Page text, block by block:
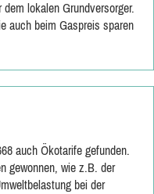
lokalen Grundversorger.
auch beim Gaspreis sparen
auch Ökotarife gefunden.
gewonnen, wie z.B. der
bei der